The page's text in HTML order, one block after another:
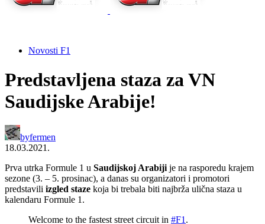
Novosti F1
Predstavljena staza za VN
Saudijske Arabije!
byfermen
18.03.2021.
Prva utrka Formule 1 u Saudijskoj Arabiji je na rasporedu krajem
sezone (3. – 5. prosinac), a danas su organizatori i promotori
predstavili izgled staze koja bi trebala biti najbrža ulična staza u
kalendaru Formule 1.
Welcome to the fastest street circuit in #F1 .